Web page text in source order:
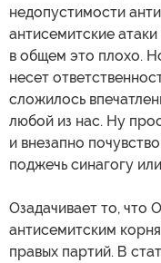
недопустимости
антисемитские
в общем это плохо.
несет
сложилось
любой из нас. Ну
и внезапно
поджечь синагогу
Озадачивает то, что
антисемитским
правых партий. В